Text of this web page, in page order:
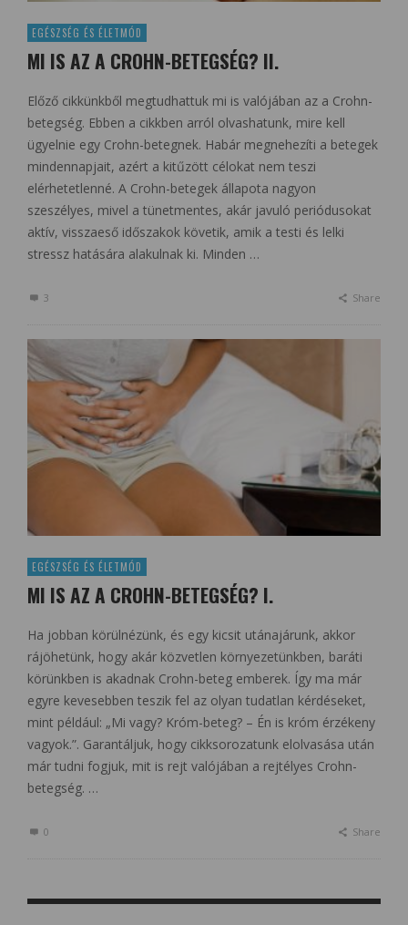
EGÉSZSÉG ÉS ÉLETMÓD
MI IS AZ A CROHN-BETEGSÉG? II.
Előző cikkünkből megtudhattuk mi is valójában az a Crohn-
betegség. Ebben a cikkben arról olvashatunk, mire kell
ügyelnie egy Crohn-betegnek. Habár megnehezíti a betegek
mindennapjait, azért a kitűzött célokat nem teszi
elérhetetlenné. A Crohn-betegek állapota nagyon
szeszélyes, mivel a tünetmentes, akár javuló periódusokat
aktív, visszaeső időszakok követik, amik a testi és lelki
stressz hatására alakulnak ki. Minden …
3 Share
EGÉSZSÉG ÉS ÉLETMÓD
MI IS AZ A CROHN-BETEGSÉG? I.
Ha jobban körülnézünk, és egy kicsit utánajárunk, akkor
rájöhetünk, hogy akár közvetlen környezetünkben, baráti
körünkben is akadnak Crohn-beteg emberek. Így ma már
egyre kevesebben teszik fel az olyan tudatlan kérdéseket,
mint például: „Mi vagy? Króm-beteg? – Én is króm érzékeny
vagyok.”. Garantáljuk, hogy cikksorozatunk elolvasása után
már tudni fogjuk, mit is rejt valójában a rejtélyes Crohn-
betegség. …
0 Share